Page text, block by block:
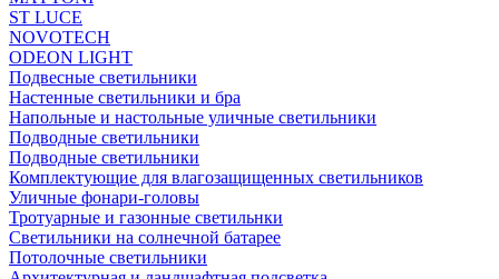
ST LUCE
NOVOTECH
ODEON LIGHT
Подвесные светильники
Настенные светильники и бра
Напольные и настольные уличные светильники
Подводные светильники
Подводные светильники
Комплектующие для влагозащищенных светильников
Уличные фонари-головы
Тротуарные и газонные светильнки
Светильники на солнечной батарее
Потолочные светильники